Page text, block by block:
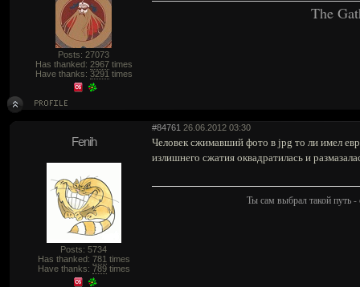
Posts: 27073
Has thanked: 2967times
Have thanks: 3291 times
The
#84761 26.06.2012 03:30
Fenih
Posts: 5734
Has thanked: 781 times
Have thanks: 789times
Человек сжимавший фото в jpg то ли имел
излишнего сжатия оквадратилась и
Ты сам выбрал такой путь -